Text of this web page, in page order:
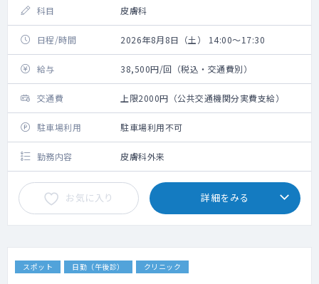
科目 皮膚科
日程/時間 2026年8月8日（土） 14:00～17:30
給与 38,500円/回（税込・交通費別）
交通費 上限2000円（公共交通機関分実費支給）
駐車場利用 駐車場利用不可
勤務内容 皮膚科外来
お気に入り 詳細をみる
スポット 日勤（午後診） クリニック